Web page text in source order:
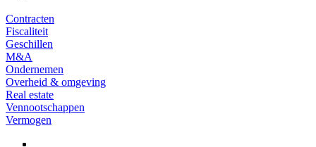
Contracten
Fiscaliteit
Geschillen
M&A
Ondernemen
Overheid & omgeving
Real estate
Vennootschappen
Vermogen